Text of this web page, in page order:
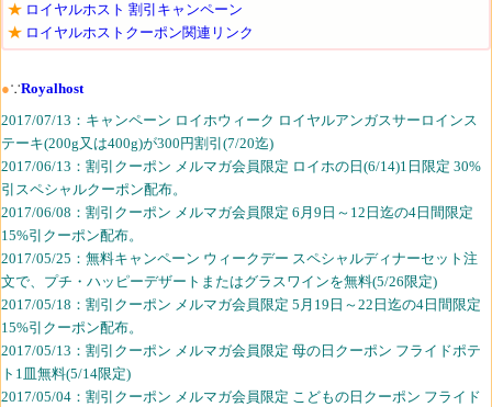
ロイヤルホスト 割引キャンペーン
ロイヤルホストクーポン関連リンク
●∵Royalhost
2017/07/13：キャンペーン ロイホウィーク ロイヤルアンガスサーロインス
テーキ(200g又は400g)が300円割引(7/20迄)
2017/06/13：割引クーポン メルマガ会員限定 ロイホの日(6/14)1日限定 30%
引スペシャルクーポン配布。
2017/06/08：割引クーポン メルマガ会員限定 6月9日～12日迄の4日間限定
15%引クーポン配布。
2017/05/25：無料キャンペーン ウィークデー スペシャルディナーセット注
文で、プチ・ハッピーデザートまたはグラスワインを無料(5/26限定)
2017/05/18：割引クーポン メルマガ会員限定 5月19日～22日迄の4日間限定
15%引クーポン配布。
2017/05/13：割引クーポン メルマガ会員限定 ​母の日クーポン フライドポテ
ト1皿無料(5/14限定)
2017/05/04：割引クーポン メルマガ会員限定 こどもの日クーポン フライド